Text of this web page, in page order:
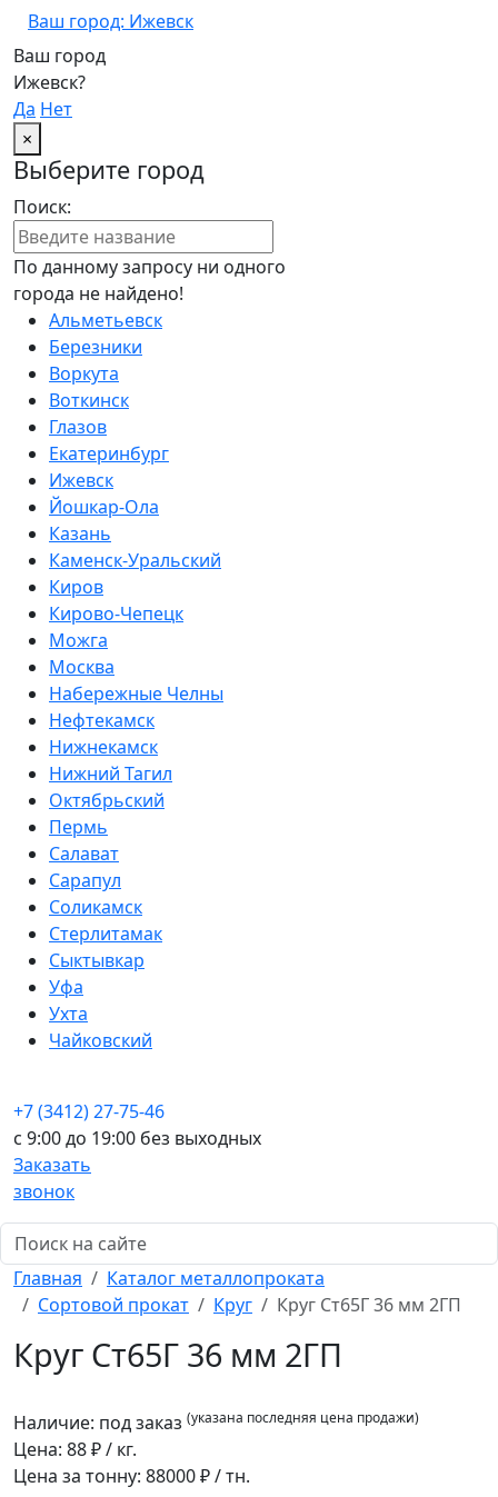
Ваш город: Ижевск
Ваш город
Ижевск?
Да Нет
×
Выберите город
Поиск:
По данному запросу ни одного
города не найдено!
Альметьевск
Березники
Воркута
Воткинск
Глазов
Екатеринбург
Ижевск
Йошкар-Ола
Казань
Каменск-Уральский
Киров
Кирово-Чепецк
Можга
Москва
Набережные Челны
Нефтекамск
Нижнекамск
Нижний Тагил
Октябрьский
Пермь
Салават
Сарапул
Соликамск
Стерлитамак
Сыктывкар
Уфа
Ухта
Чайковский
+7 (3412) 27-75-46
c 9:00 до 19:00 без выходных
Заказать
звонок
Главная
Каталог металлопроката
Сортовой прокат
Круг Круг Ст65Г 36 мм 2ГП
Круг Ст65Г 36 мм 2ГП
Наличие: под заказ (указана последняя цена продажи)
Цена: 88₽ / кг.
Цена за тонну: 88000₽ / тн.